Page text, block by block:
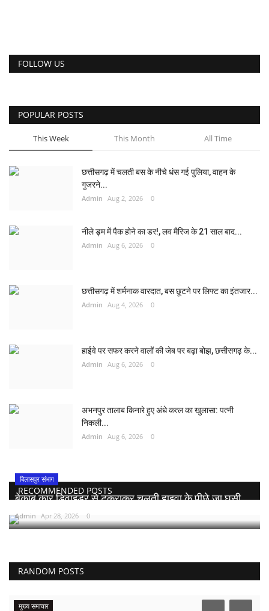
FOLLOW US
POPULAR POSTS
This Week This Month All Time
छत्तीसगढ़ में चलती बस के नीचे धंस गई पुलिया, वाहन के
गुजरने...
Admin Aug 2, 2026 0
नीले ड्र्म में पैक होने का डर!, लव मैरिज के 21 साल बाद...
Admin Aug 6, 2026 0
छत्तीसगढ़ में शर्मनाक वारदात, बस छूटने पर लिफ्ट का इंतजार...
Admin Aug 4, 2026 0
हाईवे पर सफर करने वालों की जेब पर बढ़ा बोझ, छत्तीसगढ़ के...
Admin Aug 6, 2026 0
अभनपुर तालाब किनारे हुए अंधे कत्ल का खुलासा: पत्नी
निकली...
Admin Aug 6, 2026 0
RECOMMENDED POSTS
बिलासपुर संभाग
बेकाबू कार डिवाइडर से टकराकर चलती हाइवा के पीछे जा घुसी,...
Admin Apr 28, 2026 0
RANDOM POSTS
मुख्य समाचार